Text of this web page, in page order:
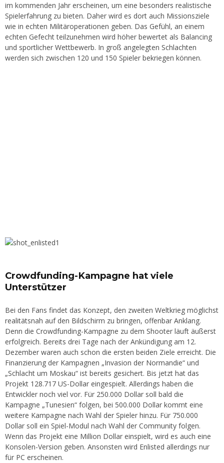
im kommenden Jahr erscheinen, um eine besonders realistische
Spielerfahrung zu bieten. Daher wird es dort auch Missionsziele
wie in echten Militäroperationen geben. Das Gefühl, an einem
echten Gefecht teilzunehmen wird höher bewertet als Balancing
und sportlicher Wettbewerb. In groß angelegten Schlachten
werden sich zwischen 120 und 150 Spieler bekriegen können.
Crowdfunding-Kampagne hat viele
Unterstützer
Bei den Fans findet das Konzept, den zweiten Weltkrieg möglichst
realitätsnah auf den Bildschirm zu bringen, offenbar Anklang.
Denn die Crowdfunding-Kampagne zu dem Shooter läuft äußerst
erfolgreich. Bereits drei Tage nach der Ankündigung am 12.
Dezember waren auch schon die ersten beiden Ziele erreicht. Die
Finanzierung der Kampagnen „Invasion der Normandie“ und
„Schlacht um Moskau“ ist bereits gesichert. Bis jetzt hat das
Projekt 128.717 US-Dollar eingespielt. Allerdings haben die
Entwickler noch viel vor. Für 250.000 Dollar soll bald die
Kampagne „Tunesien“ folgen, bei 500.000 Dollar kommt eine
weitere Kampagne nach Wahl der Spieler hinzu. Für 750.000
Dollar soll ein Spiel-Modul nach Wahl der Community folgen.
Wenn das Projekt eine Million Dollar einspielt, wird es auch eine
Konsolen-Version geben. Ansonsten wird Enlisted allerdings nur
für PC erscheinen.